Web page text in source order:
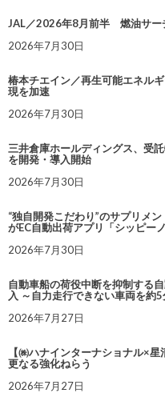
JAL／2026年8月前半 燃油サー
2026年7月30日
椿本チエイン／再生可能エネル
現を加速
2026年7月30日
三井倉庫ホールディングス、受
を開発・導入開始
2026年7月30日
“独自開発こだわり”のサプリメ
がEC自動出荷アプリ「シッピー
2026年7月30日
自動車船の荷役中断を抑制する
入 ～自力走行できない車両を約
2026年7月27日
【㈱ハナインターナショナル×
更なる強化ねらう
2026年7月27日